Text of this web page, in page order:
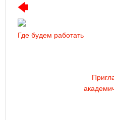
Где будем работать